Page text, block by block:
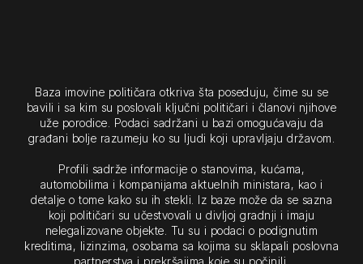
Baza imovine političara otkriva šta poseduju, čime su se
bavili i sa kim su poslovali ključni političari i članovi njihove
uže porodice. Podaci sadržani u bazi omogućavaju da
građani bolje razumeju ko su ljudi koji upravljaju državom.
Profili sadrže informacije o stanovima, kućama,
automobilima i kompanijama aktuelnih ministara, kao i
detalje o tome kako su ih stekli. Iz baze može da se sazna
koji političari su učestvovali u divljoj gradnji i imaju
nelegalizovane objekte. Tu su i podaci o podignutim
kreditima, lizinzima, osobama sa kojima su sklapali poslovna
partnerstva i prekršajima koje su počinili.